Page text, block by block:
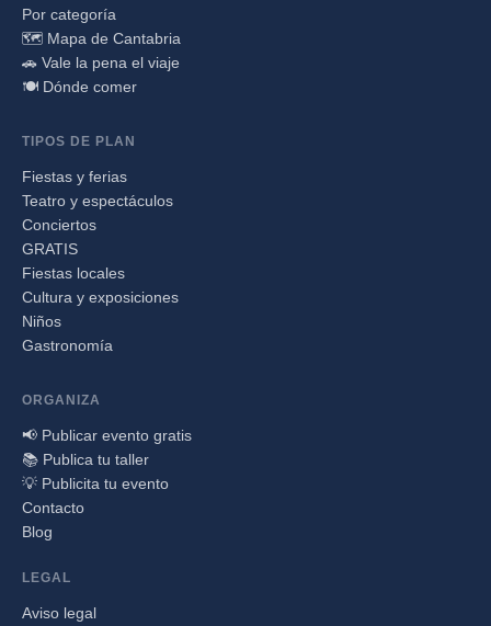
Por categoría
🗺️ Mapa de Cantabria
🚗 Vale la pena el viaje
🍽️ Dónde comer
TIPOS DE PLAN
Fiestas y ferias
Teatro y espectáculos
Conciertos
GRATIS
Fiestas locales
Cultura y exposiciones
Niños
Gastronomía
ORGANIZA
📢 Publicar evento gratis
📚 Publica tu taller
💡 Publicita tu evento
Contacto
Blog
LEGAL
Aviso legal